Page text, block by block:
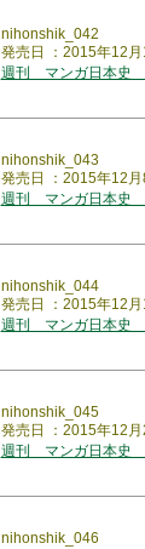
nihonshik_042
発売日 ：2015年12
週刊 マンガ日本史
nihonshik_043
発売日 ：2015年12
週刊 マンガ日本史
nihonshik_044
発売日 ：2015年12
週刊 マンガ日本
nihonshik_045
発売日 ：2015年12
週刊 マンガ日本史
nihonshik_046